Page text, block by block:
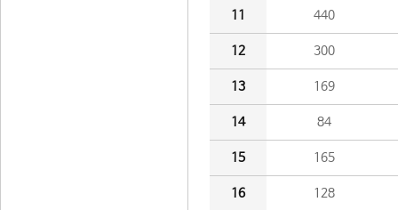
11 440
12 300
13 169
14 84
15 165
16 128